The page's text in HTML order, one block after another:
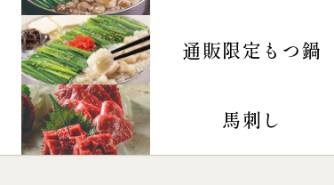
通販限定もつ鍋
馬刺し